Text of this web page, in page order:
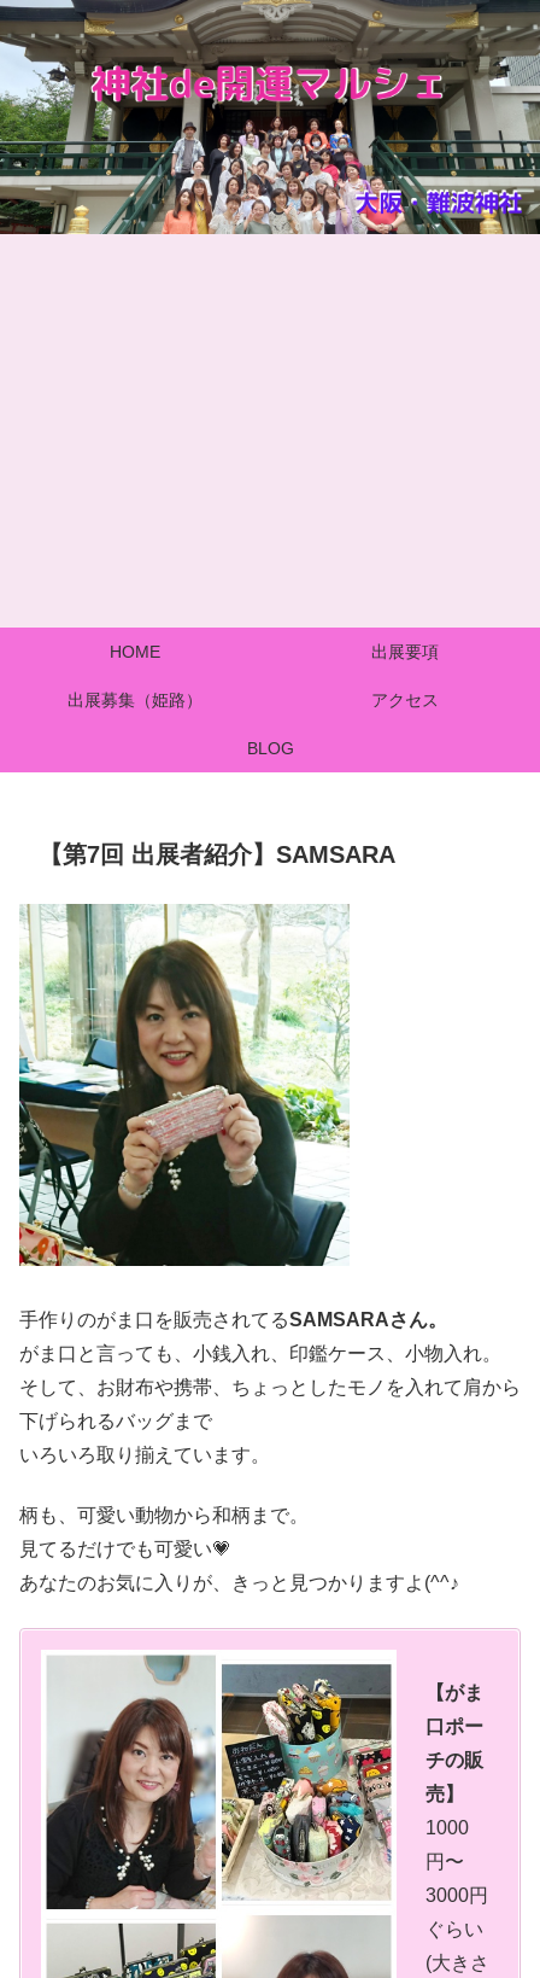
HOME 出展要項
出展募集（姫路） アクセス
BLOG
【第7回 出展者紹介】SAMSARA
手作りのがま口を販売されてるSAMSARAさん。
がま口と言っても、小銭入れ、印鑑ケース、小物入れ。
そして、お財布や携帯、ちょっとしたモノを入れて肩から
下げられるバッグまで
いろいろ取り揃えています。
柄も、可愛い動物から和柄まで。
見てるだけでも可愛い💗
あなたのお気に入りが、きっと見つかりますよ(^^♪
【がま
口ポー
チの販
売】
1000
円〜
3000円
ぐらい
(大きさ